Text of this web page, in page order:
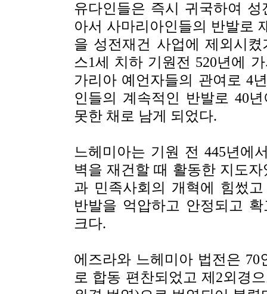
유다인들은 즉시 귀국하여
아서 사마리아인들의 반발로
을 성전재건 사업에 제외시
스1세 치하 기원전 520년에
가리아 예언자들의 관여로 4
인들의 계속적인 반발로 40
못한 채로 남게 되었다.
느헤미아는 기원 전 445년에
벽을 재건할 때 활동한 지도
과 민족사회의 개혁에 힘썼
반발을 억압하고 안정되고
크다.
에즈라와 느헤미아 법전은
로 합동 편찬되었고 제2외경